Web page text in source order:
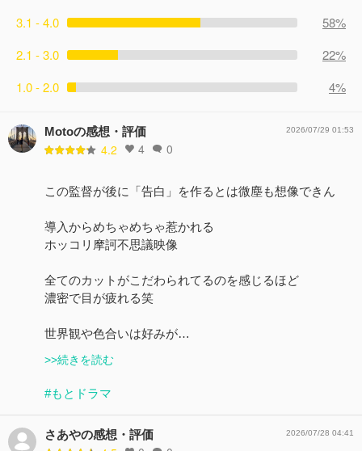
3.1 - 4.0
58%
2.1 - 3.0
22%
1.0 - 2.0
4%
Motoの感想・評価
4.2 4 0
2026/07/29 01:53
この監督が後に「告白」を作るとは微塵も想像できん
導入からめちゃめちゃ惹かれる
ホッコリ摩訶不思議映像
全てのカットがこだわられてるのを感じるほど
濃密で目が疲れる笑
世界観や色合いは好みが…
>>続きを読む
#もとドラマ
さあやの感想・評価 2026/07/28 04:41